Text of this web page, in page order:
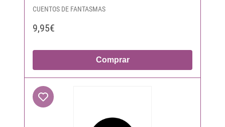
CUENTOS DE FANTASMAS
9,95€
Comprar